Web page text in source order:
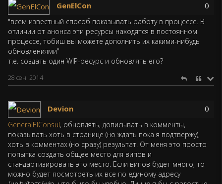
GenElCon 0
"всем известный способ показывать работу в процессе. В
отличии от анонса эти ресурсы находятся в постоянном
процессе, тобиш вы можете дополнить их какими-нибудь
обновлениями"
т.е. создать один WIP-ресурс и обновлять его?
28 сен. 2014
Devion 0
GeneralElConsul, обновлять, дописывать в комменты,
показывать хоть в странице (но ждать пока я подтвержу),
хоть в комментах (но сразу) результат. От меня это просто
попытка создать общее место для випов и
стандартизировать это место. Если випов будет много, то
можно будет посмотреть их все по единому адресу